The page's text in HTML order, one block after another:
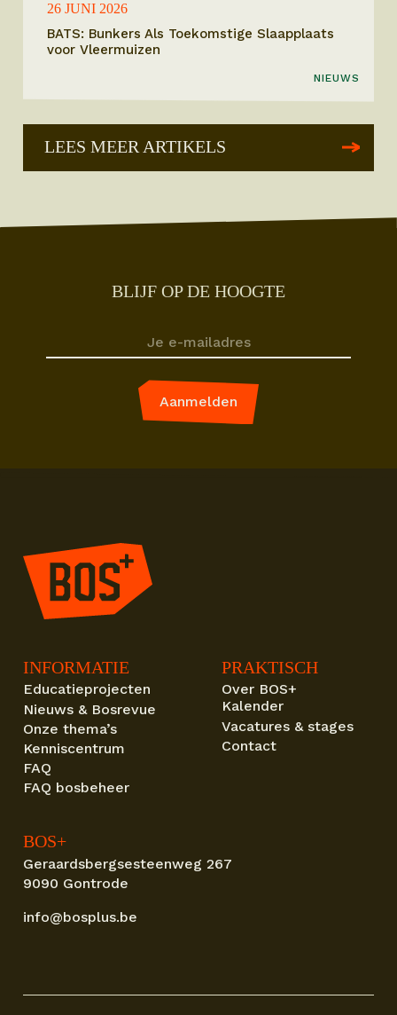
26 JUNI 2026
BATS: Bunkers Als Toekomstige Slaapplaats
voor Vleermuizen
NIEUWS
LEES MEER ARTIKELS
BLIJF OP DE HOOGTE
INFORMATIE
Educatieprojecten
Nieuws & Bosrevue
Onze thema’s
Kenniscentrum
FAQ
FAQ bosbeheer
PRAKTISCH
Over BOS+
Kalender
Vacatures & stages
Contact
BOS+
Geraardsbergsesteenweg 267
9090 Gontrode
info@bosplus.be